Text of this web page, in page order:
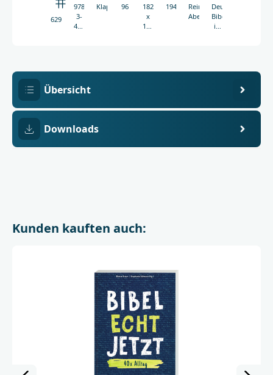
6299
978-
3-
438-
Klappenbroschur
96
182
x
162
194g
Reinhard
Abeln
Deutsche
Bibelgesellschaft
in
Verlagsanstalt
Übersicht
Downloads
Kunden kauften auch: